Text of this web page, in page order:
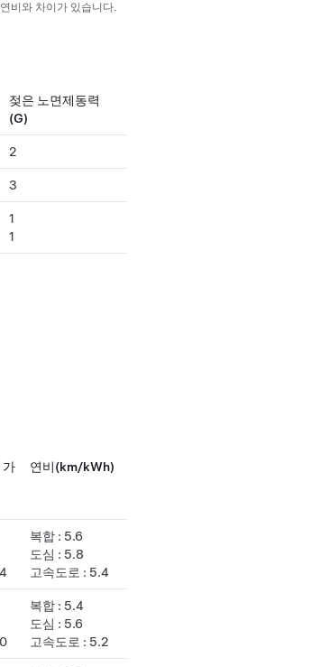
비와 차이가 있습니다.
젖은 노면제동력
(G)
2
3
1
1
가
연비(km/kWh)
복합 : 5.6
도심 : 5.8
고속도로 : 5.4
복합 : 5.4
도심 : 5.6
고속도로 : 5.2